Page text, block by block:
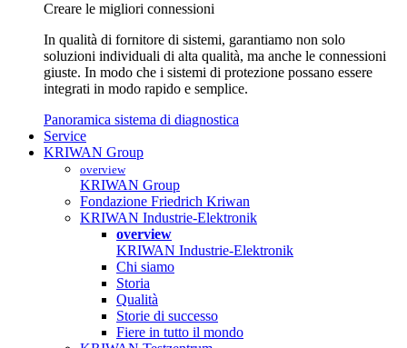
Creare le migliori connessioni
In qualità di fornitore di sistemi, garantiamo non solo
soluzioni individuali di alta qualità, ma anche le connessioni
giuste. In modo che i sistemi di protezione possano essere
integrati in modo rapido e semplice.
Panoramica sistema di diagnostica
Service
KRIWAN Group
overview
KRIWAN Group
Fondazione Friedrich Kriwan
KRIWAN Industrie-Elektronik
overview
KRIWAN Industrie-Elektronik
Chi siamo
Storia
Qualità
Storie di successo
Fiere in tutto il mondo